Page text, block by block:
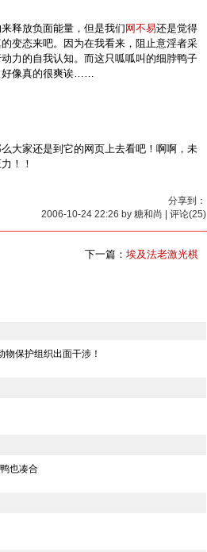
释放负面能量，但是我们网不易还是觉得
变态来吧。因为在我看来，阻止意淫者采
力的自我认知。而这只呱呱叫的细脖鸭子
像真的很爽诶……
大家还是到它的网页上去看吧！啊啊，未
！！
分享到：
2006-10-24 22:26 by 糖和尚 | 评论(25)
下一篇： 埃及法老激光棋
保护组织出面干涉！
也凑合